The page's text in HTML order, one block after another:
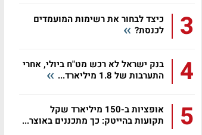
3
כיצד לבחור את רשימות המועמדים
לכנסת?
4
בנק ישראל לא רכש מט"ח ביולי, אחרי
התערבות של 1.8 מיליארד...
5
אופציות ב-150 מיליארד שקל
תקועות בהייטק: כך מתכננים באוצר...